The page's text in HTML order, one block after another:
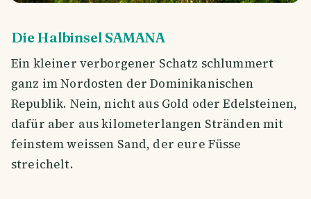
Die Halbinsel SAMANA
Ein kleiner verborgener Schatz schlummert
ganz im Nordosten der Dominikanischen
Republik. Nein, nicht aus Gold oder Edelsteinen,
dafür aber aus kilometerlangen Stränden mit
feinstem weissen Sand, der eure Füsse
streichelt.